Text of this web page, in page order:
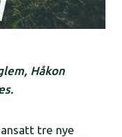
Håkon
ansatt tre nye